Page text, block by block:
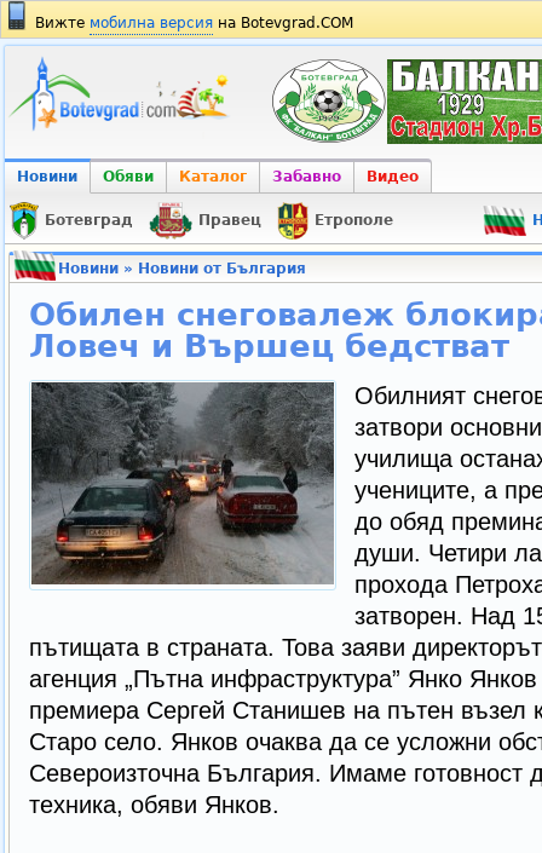
Вижте мобилна версия на Botevgrad.COM
Новини Обяви Каталог Забавно Видео
Ботевград Правец Етрополе
Новини» Новини от България
Обилен снеговалеж
Ловеч и Вършец бедстват
Обилният
затвори
училища
учениците, а
до обяд
души. Четири
прохода
затворен. Над
пътищата в страната. Това заяви
агенция „Пътна инфраструктура” Янко
премиера Сергей Станишев на пътен възел
Старо село. Янков очаква да се усложни
Североизточна България. Имаме готовност
техника, обяви Янков.